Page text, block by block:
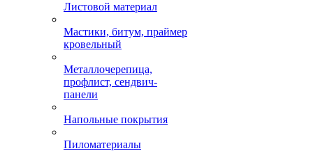
Листовой материал
Мастики, битум, праймер
кровельный
Металлочерепица,
профлист, сендвич-
панели
Напольные покрытия
Пиломатериалы